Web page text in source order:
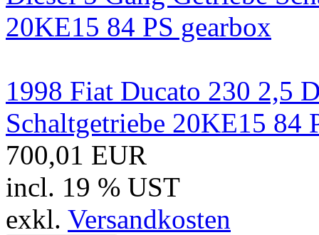
1998 Fiat Ducato 230 2,5
Schaltgetriebe 20KE15 84
700,01 EUR
incl. 19 % UST
exkl. Versandkosten